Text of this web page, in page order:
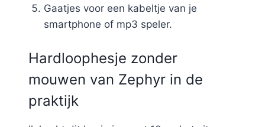
Gaatjes voor een kabeltje van je
smartphone of mp3 speler.
Hardloophesje zonder
mouwen van Zephyr in de
praktijk